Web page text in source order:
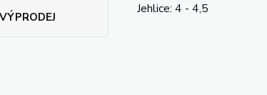
Jehlice: 4 - 4,5